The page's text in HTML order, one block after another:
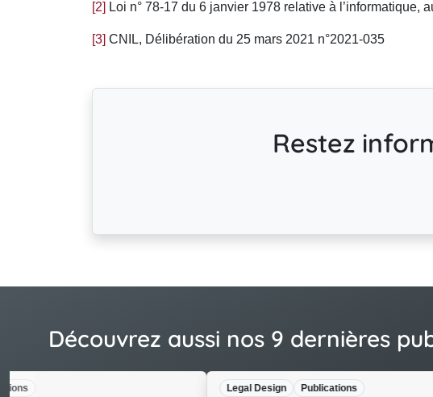
[2] Loi n° 78-17 du 6 janvier 1978 relative à l’informatique,
[3] CNIL, Délibération du 25 mars 2021 n°2021-035
Restez
Découvrez aussi nos 9 dernières